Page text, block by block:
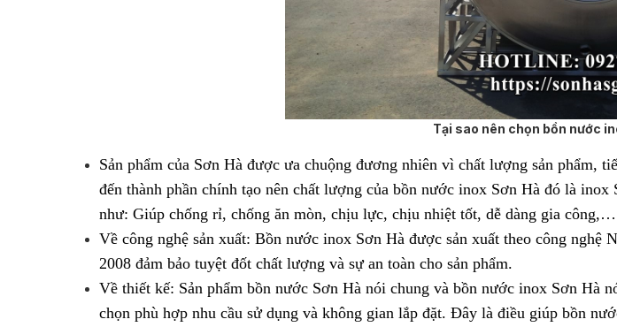
Tại sao nên chọn bồn nước
Sản phẩm của Sơn Hà được ưa chuộng đương nhiên vì chất lượng sản phẩm,
đến thành phần chính tạo nên chất lượng của bồn nước inox Sơn Hà đó là
như: Giúp chống rỉ, chống ăn mòn, chịu lực, chịu nhiệt tốt, dễ dàng gia công,…
Về công nghệ sản xuất: Bồn nước inox Sơn Hà được sản xuất theo công
2008 đảm bảo tuyệt đốt chất lượng và sự an toàn cho sản phẩm.
Về thiết kế: Sản phẩm bồn nước Sơn Hà nói chung và bồn nước inox Sơn Hà
chọn phù hợp nhu cầu sử dụng và không gian lắp đặt. Đây là điều giúp bồn